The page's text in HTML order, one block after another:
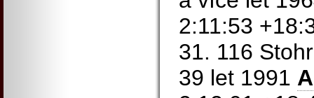
2:11:53
31. 116
39 let 1991